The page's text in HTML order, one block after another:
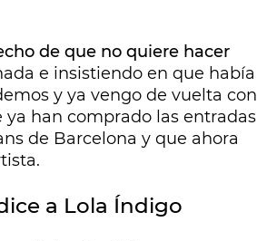
de que no quiere hacer
e insistiendo en que había
y ya vengo de vuelta con
ya han comprado las entradas
de Barcelona y que ahora
a Lola Índigo